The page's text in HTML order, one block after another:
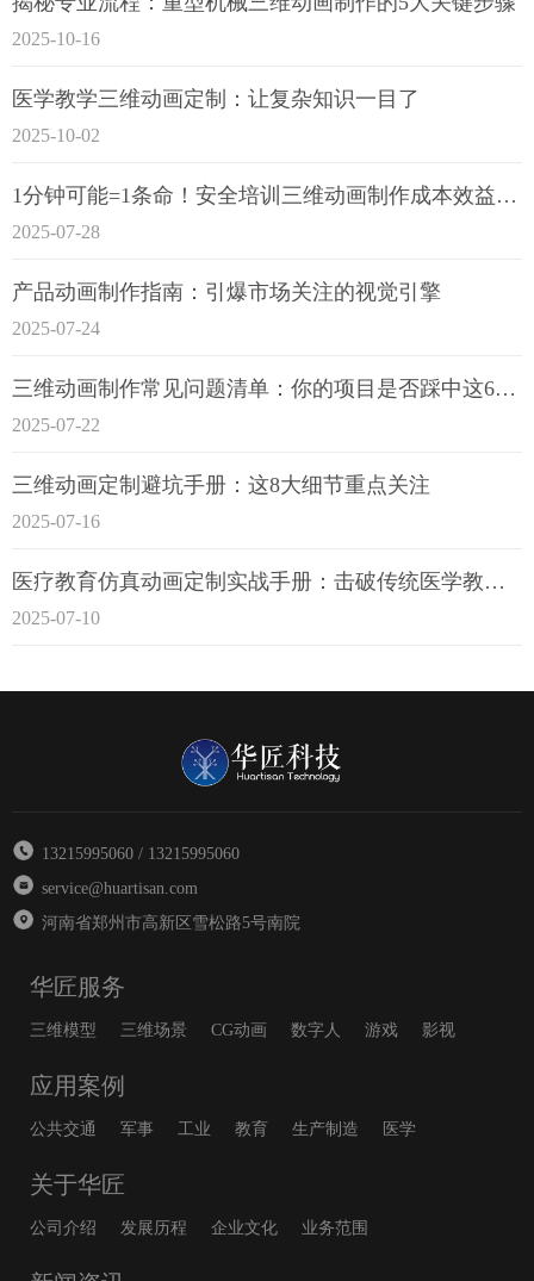
2025-10-16
医学教学三维动画定制：让复杂知识一目了
2025-10-02
1分钟可能=1条命！安全培训三维动画制作成本效益深度拆解
2025-07-28
产品动画制作指南：引爆市场关注的视觉引擎
2025-07-24
三维动画制作常见问题清单：你的项目是否踩中这6大技术雷区？
2025-07-22
三维动画定制避坑手册：这8大细节重点关注
2025-07-16
医疗教育仿真动画定制实战手册：击破传统医学教育7大痛点
2025-07-10
13215995060 / 13215995060
service@huartisan.com
河南省郑州市高新区雪松路5号南院
华匠服务
三维模型 三维场景 CG动画 数字人 游戏 影视
应用案例
公共交通 军事 工业 教育 生产制造 医学
关于华匠
公司介绍 发展历程 企业文化 业务范围